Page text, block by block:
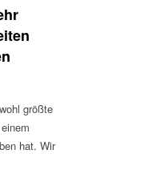
größte
hat. Wir